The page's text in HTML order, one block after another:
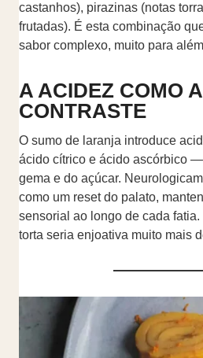
castanhos), pirazinas (notas
frutadas). É esta combinação
sabor complexo, muito para
A ACIDEZ COMO
CONTRASTE
O sumo de laranja introduce
ácido cítrico e ácido ascórbico
gema e do açúcar.
como um reset do palato,
sensorial ao longo de cada
torta seria enjoativa muito mais